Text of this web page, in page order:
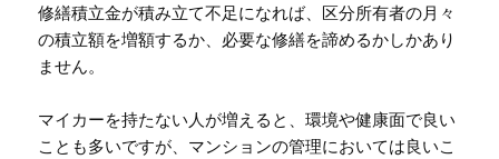
修繕積立金が積み立て不足になれば、区分所有者の月々
の積立額を増額するか、必要な修繕を諦めるかしかあり
ません。
マイカーを持たない人が増えると、環境や健康面で良い
ことも多いですが、マンションの管理においては良いこ